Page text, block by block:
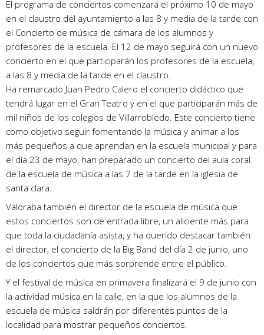
El programa de conciertos comenzará el próximo 10 de mayo
en el claustro del ayuntamiento a las 8 y media de la tarde con
el Concierto de música de cámara de los alumnos y
profesores de la escuela. El 12 de mayo seguirá con un nuevo
concierto en el que participarán los profesores de la escuela,
a las 8 y media de la tarde en el claustro.
Ha remarcado Juan Pedro Calero el concierto didáctico que
tendrá lugar en el Gran Teatro y en el que participarán más de
mil niños de los colegios de Villarrobledo. Este concierto tiene
como objetivo seguir fomentando la música y animar a los
más pequeños a que aprendan en la escuela municipal y para
el día 23 de mayo, han preparado un concierto del aula coral
de la escuela de música a las 7 de la tarde en la iglesia de
santa clara.
Valoraba también el director de la escuela de música que
estos conciertos son de entrada libre, un aliciente más para
que toda la ciudadanía asista, y ha querido destacar también
el director, el concierto de la Big Band del día 2 de junio, uno
de los conciertos que más sorprende entre el público.
Y el festival de música en primavera finalizará el 9 de junio con
la actividad música en la calle, en la que los alumnos de la
escuela de música saldrán por diferentes puntos de la
localidad para mostrar pequeños conciertos.